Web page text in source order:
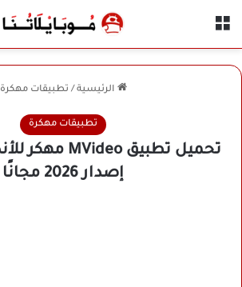
الرئيسية / تطبيقات مهكرة
تطبيقات مهكرة
إصدار 2026 مجانًا